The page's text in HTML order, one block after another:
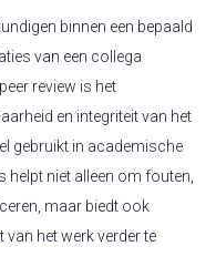
binnen een bepaald
van een collega
review is het
en integriteit van het
gebruikt in academische
niet alleen om fouten,
maar biedt ook
het werk verder te